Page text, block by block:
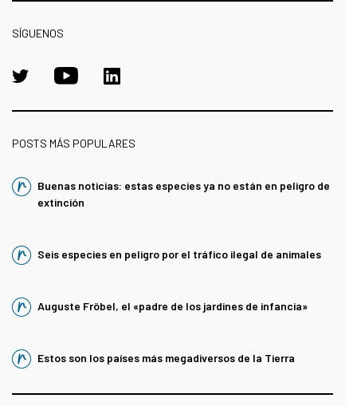
SÍGUENOS
POSTS MÁS POPULARES
Buenas noticias: estas especies ya no están en peligro de
extinción
Seis especies en peligro por el tráfico ilegal de animales
Auguste Fröbel, el «padre de los jardines de infancia»
Estos son los países más megadiversos de la Tierra